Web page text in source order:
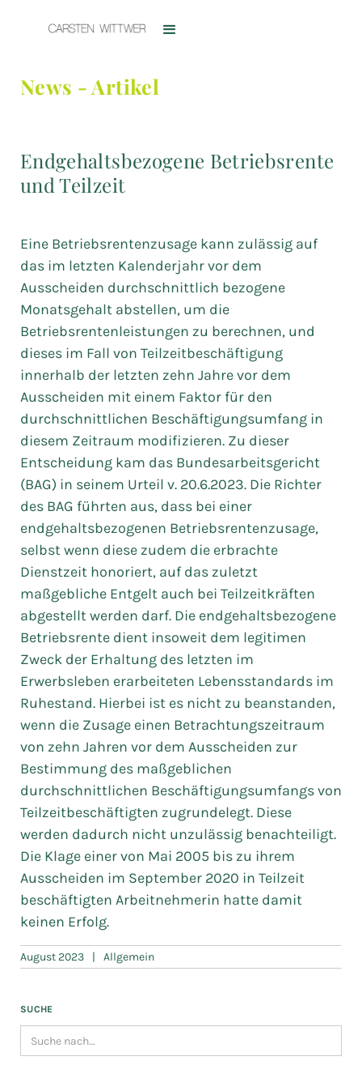
News - Artikel
Endgehaltsbezogene Betriebsrente
und Teilzeit
Eine Betriebsrentenzusage kann zulässig auf
das im letzten Kalenderjahr vor dem
Ausscheiden durchschnittlich bezogene
Monatsgehalt abstellen, um die
Betriebsrentenleistungen zu berechnen, und
dieses im Fall von Teilzeitbeschäftigung
innerhalb der letzten zehn Jahre vor dem
Ausscheiden mit einem Faktor für den
durchschnittlichen Beschäftigungsumfang in
diesem Zeitraum modifizieren. Zu dieser
Entscheidung kam das Bundesarbeitsgericht
(BAG) in seinem Urteil v. 20.6.2023. Die Richter
des BAG führten aus, dass bei einer
endgehaltsbezogenen Betriebsrentenzusage,
selbst wenn diese zudem die erbrachte
Dienstzeit honoriert, auf das zuletzt
maßgebliche Entgelt auch bei Teilzeitkräften
abgestellt werden darf. Die endgehaltsbezogene
Betriebsrente dient insoweit dem legitimen
Zweck der Erhaltung des letzten im
Erwerbsleben erarbeiteten Lebensstandards im
Ruhestand. Hierbei ist es nicht zu beanstanden,
wenn die Zusage einen Betrachtungszeitraum
von zehn Jahren vor dem Ausscheiden zur
Bestimmung des maßgeblichen
durchschnittlichen Beschäftigungsumfangs von
Teilzeitbeschäftigten zugrundelegt. Diese
werden dadurch nicht unzulässig benachteiligt.
Die Klage einer von Mai 2005 bis zu ihrem
Ausscheiden im September 2020 in Teilzeit
beschäftigten Arbeitnehmerin hatte damit
keinen Erfolg.
August 2023 | Allgemein
SUCHE